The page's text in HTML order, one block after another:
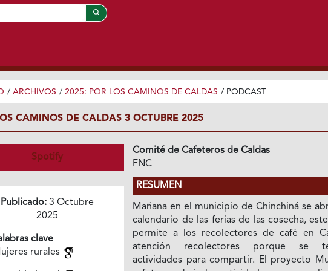
/ ARCHIVOS / 2025: POR LOS CAMINOS DE CALDAS / PODCAST
CAMINOS DE CALDAS 3 OCTUBRE 2025
Spotify
Publicado: 3 Octubre
2025
clave
rurales
Comité de Cafeteros de Caldas
FNC
RESUMEN
Mañana en el municipio de Chinchiná se
calendario de las ferias de las cosecha,
permite a los recolectores de café en
atención recolectores porque se
actividades para compartir. El proyecto